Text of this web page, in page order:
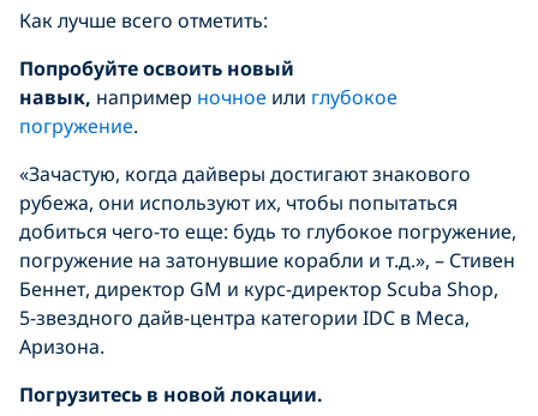
Как лучше всего отметить:
Попробуйте освоить новый
навык, например ночное или глубокое
погружение.
«Зачастую, когда дайверы достигают знакового
рубежа, они используют их, чтобы попытаться
добиться чего-то еще: будь то глубокое погружение,
погружение на затонувшие корабли и т.д.», – Стивен
Беннет, директор GM и курс-директор Scuba Shop,
5-звездного дайв-центра категории IDC в Меса,
Аризона.
Погрузитесь в новой локации.